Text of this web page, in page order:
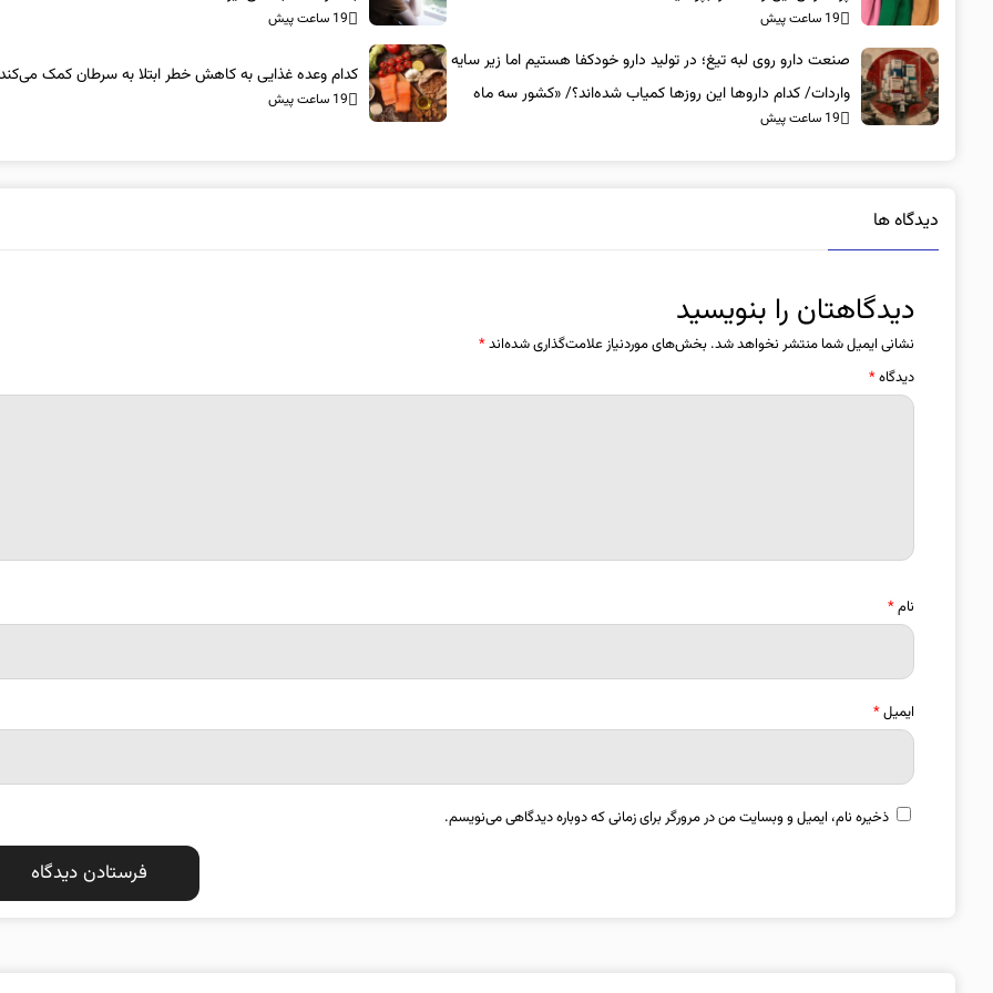
19 ساعت پیش 19 ساعت پیش
صنعت دارو روی لبه تیغ؛ در تولید دارو خودکفا هستیم اما زیر سایه
واردات/ کدام داروها این روزها کمیاب شده‌اند؟/ «کشور سه ماه
ذخیره دارویی دارد»
19 ساعت پیش
کدام وعده غذایی به کاهش خطر ابتلا به سرطان کمک
19 ساعت پیش
دیدگاه ها
دیدگاهتان را بنویسید
نشانی ایمیل شما منتشر نخواهد شد. بخش‌های موردنیاز علامت‌گذاری شده‌اند*
دیدگاه*
نام*
ایمیل*
ذخیره نام، ایمیل و وبسایت من در مرورگر برای زمانی که دوباره دیدگاهی می‌نویسم.